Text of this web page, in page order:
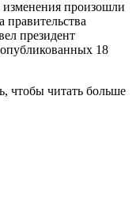
произошли
правительства
президент
18
чтобы читать больше